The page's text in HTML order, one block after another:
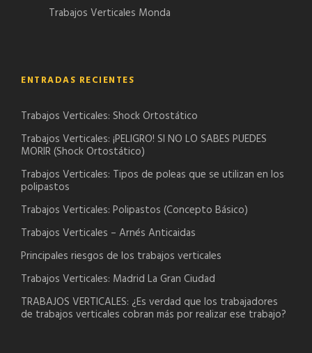
Trabajos Verticales Monda
ENTRADAS RECIENTES
Trabajos Verticales: Shock Ortostático
Trabajos Verticales: ¡PELIGRO! SI NO LO SABES PUEDES
MORIR (Shock Ortostático)
Trabajos Verticales: Tipos de poleas que se utilizan en los
polipastos
Trabajos Verticales: Polipastos (Concepto Básico)
Trabajos Verticales – Arnés Anticaidas
Principales riesgos de los trabajos verticales
Trabajos Verticales: Madrid La Gran Ciudad
TRABAJOS VERTICALES: ¿Es verdad que los trabajadores
de trabajos verticales cobran más por realizar ese trabajo?